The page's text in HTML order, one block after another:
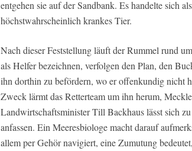
entgehen sie auf der Sandbank. Es handelte sich
höchstwahrscheinlich krankes Tier.
Nach dieser Feststellung läuft der Rummel rund
als Helfer bezeichnen, verfolgen den Plan, den
ihn dorthin zu befördern, wo er offenkundig nicht
Zweck lärmt das Retterteam um ihn herum,
Landwirtschaftsminister Till Backhaus lässt sich
anfassen. Ein Meeresbiologe macht darauf
allem per Gehör navigiert, eine Zumutung